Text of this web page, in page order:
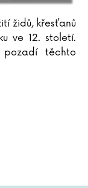
židů, křesťanů
ve 12. století.
těchto